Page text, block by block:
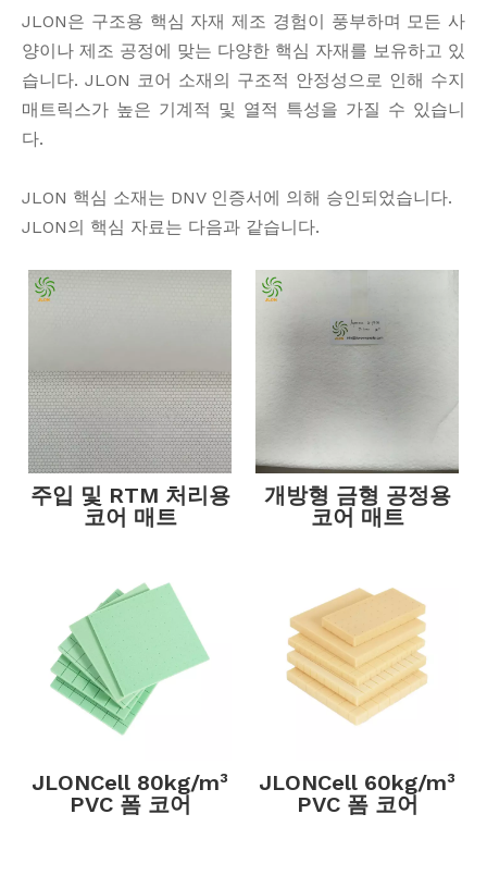
JLON은 구조용 핵심 자재 제조 경험이 풍부하며 모든 사
양이나 제조 공정에 맞는 다양한 핵심 자재를 보유하고 있
습니다. JLON 코어 소재의 구조적 안정성으로 인해 수지
매트릭스가 높은 기계적 및 열적 특성을 가질 수 있습니
다.
JLON 핵심 소재는 DNV 인증서에 의해 승인되었습니다.
JLON의 핵심 자료는 다음과 같습니다.
주입 및 RTM 처리용
코어 매트
개방형 금형 공정용
코어 매트
JLONCell 80kg/m³
PVC 폼 코어
JLONCell 60kg/m³
PVC 폼 코어